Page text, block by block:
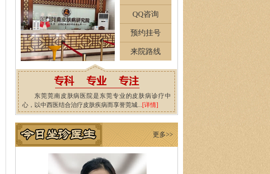
QQ咨询
预约挂号
来院路线
东莞莞南皮肤病医院是东莞专业的皮肤病诊疗中
心，以中西医结合治疗皮肤疾病而享誉莞城...[详情]
更多>>